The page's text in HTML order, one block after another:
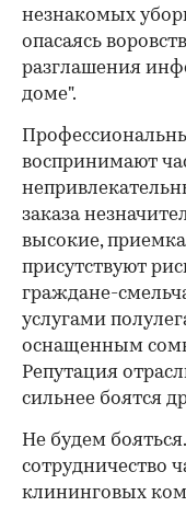
незнакомых
опасаясь
разглашения
доме".
воспринимают
заказа
высокие,
присутствуют
граждане-
услугами
оснащенным
Репутация
сильнее боятся
Не будем
сотрудничество
клининговых